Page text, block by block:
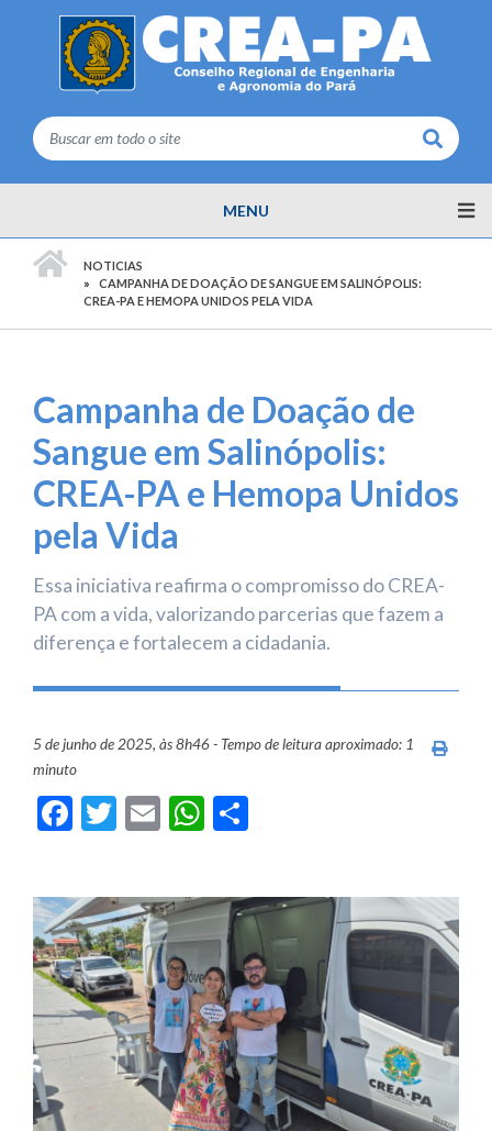
Buscar
MENU
NOTICIAS
CAMPANHA DE DOAÇÃO DE SANGUE EM SALINÓPOLIS:
CREA-PA E HEMOPA UNIDOS PELA VIDA
Campanha de Doação de
Sangue em Salinópolis:
CREA-PA e Hemopa Unidos
pela Vida
Essa iniciativa reafirma o compromisso do CREA-
PA com a vida, valorizando parcerias que fazem a
diferença e fortalecem a cidadania.
5 de junho de 2025, às 8h46 - Tempo de leitura aproximado: 1
minuto
Facebook
Twitter
EmailWhatsApp